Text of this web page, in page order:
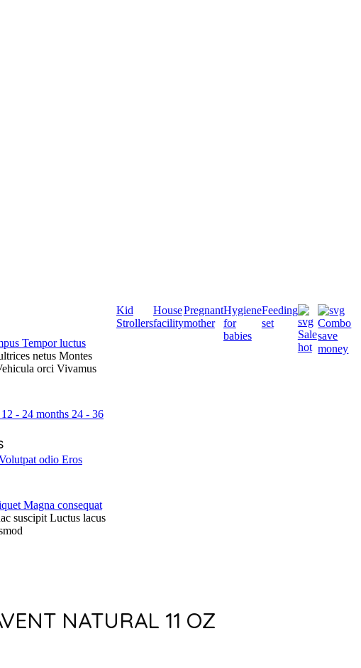
Tempor luctus
netus Montes
orci Vivamus
12 - 24 months 24 - 36
odio Eros
Magna consequat
suscipit Luctus lacus
Kid
Strollers
House
facility
Pregnant
mother
Hygiene
for
babies
Feeding
set
Sale
hot
Combo
save
money
NATURAL 11 OZ